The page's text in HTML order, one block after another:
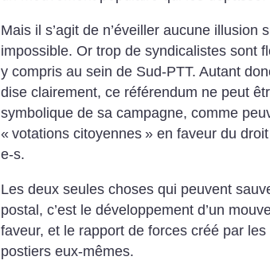
Mais il s’agit de n’éveiller aucune illusion
impossible. Or trop de syndicalistes sont
y compris au sein de Sud-PTT. Autant
dise clairement, ce référendum ne peut
symbolique de sa campagne, comme
« votations citoyennes » en faveur du
e-s.
Les deux seules choses qui peuvent
postal, c’est le développement d’un
faveur, et le rapport de forces créé par
postiers eux-mêmes.